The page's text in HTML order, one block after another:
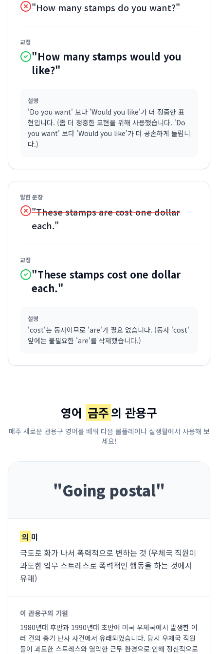
"How many stamps do you want?"
교정
"How many stamps would you
like?"
설명
'Do you want' 보다 'Would you like'가 더 정중한 표
현입니다. (좀 더 정중한 표현을 위해 사용했습니다. 'Do
you want' 보다 'Would you like'가 더 공손하게 들립니
다.)
말한 문장
"These stamps are cost one dollar
each."
교정
"These stamps cost one dollar
each."
설명
'cost'는 동사이므로 'are'가 필요 없습니다. (동사 'cost'
앞에는 불필요한 'are'를 삭제했습니다.)
영어 금주의 관용구
매주 새로운 관용구 영어를 배워 다음 롤플레이나 실생활에서 사용해 보
세요!
"Going postal"
의 미
극도로 화가 나서 폭력적으로 변하는 것 (우체국 직원이
과도한 업무 스트레스로 폭력적인 행동을 하는 것에서
유래)
이 관용구의 기원
1980년대 후반과 1990년대 초반에 미국 우체국에서 발생한 여
러 건의 총기 난사 사건에서 유래되었습니다. 당시 우체국 직원
들이 과도한 스트레스와 열악한 근무 환경으로 인해 정신적으로